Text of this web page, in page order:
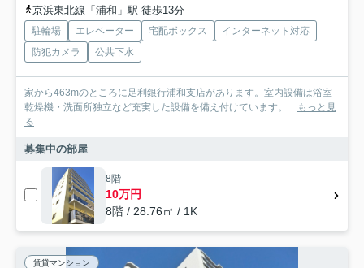
京浜東北線「浦和」駅 徒歩13分
駐輪場 エレベーター 宅配ボックス
インターネット対応
防犯カメラ
公共下水
家から463mのところに足利銀行浦和支店があります。室内設備は浴室
乾燥機・洗面所独立など充実した設備を備え付けています。...
もっと見
る
募集中の部屋
8階
10万円
8階 / 28.76㎡ / 1K
賃貸マンション